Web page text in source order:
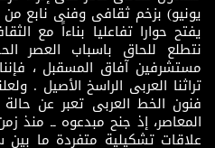
يونيو) بزخم ثقافى وفنى نابع من
يفتح حوارا تفاعليا بناءاً مع
نتطلع للحاق باسباب العصر
مستشرفين آفاق المسقبل ،
تراثنا العربى الراسخ الأصيل .
فنون الخط العربى تعبر عن
المعاصر، إذ جنح مبدعوه ــ منذ
علاقات تشكيلية متفردة ما